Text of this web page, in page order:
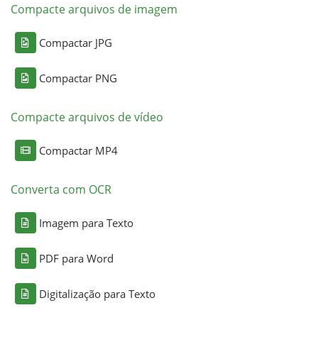
Compacte arquivos de imagem
Compactar JPG
Compactar PNG
Compacte arquivos de vídeo
Compactar MP4
Converta com OCR
Imagem para Texto
PDF para Word
Digitalização para Texto